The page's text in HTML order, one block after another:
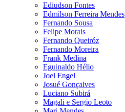
Ediudson Fontes
Edmilson Ferreira Mendes
Fernando Sousa
Felipe Morais
Fernando Queiróz
Fernando Moreira
Frank Medina
Eguinaldo Hélio
Joel Engel
Josué Gonçalves
Luciano Subirá
Magali e Sergio Leoto